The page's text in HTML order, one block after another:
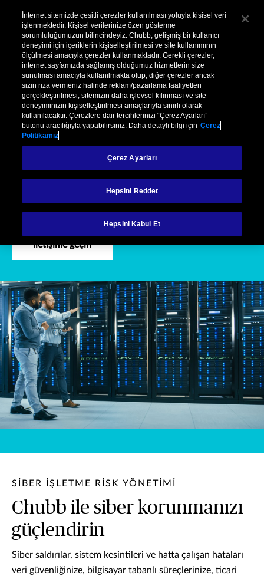
Kurumsal Hasar Şikayet
Ürünlerimiz Siber İşletme Risk Yönetimi
Siber İşletme Risk
Yönetimi
İletişime geçin
SİBER İŞLETME RİSK YÖNETİMİ
Chubb ile siber korunmanızı
güçlendirin
Siber saldırılar, sistem kesintileri ve hatta çalışan hataları
veri güvenliğinize, bilgisayar tabanlı süreçlerinize, ticari
İnternet sitemizde çeşitli çerezler kullanılması yoluyla kişisel veri
işlenmektedir. Kişisel verilerinize özen gösterme
sorumluluğumuzun bilincindeyiz. Chubb, gelişmiş bir kullanıcı
deneyimi için içeriklerin kişiselleştirilmesi ve site kullanımının
ölçülmesi amacıyla çerezler kullanmaktadır. Gerekli çerezler,
internet sayfamızda sağlamış olduğumuz hizmetlerin size
sunulması amacıyla kullanılmakta olup, diğer çerezler ancak
sizin rıza vermeniz halinde reklam/pazarlama faaliyetleri
gerçekleştirilmesi, sitemizin daha işlevsel kılınması ve site
deneyiminizin kişiselleştirilmesi amaçlarıyla sınırlı olarak
kullanılacaktır. Çerezlere dair tercihlerinizi “Çerez Ayarları”
butonu aracılığıyla yapabilirsiniz. Daha detaylı bilgi için Çerez
Politikamız
Çerez Ayarları
Hepsini Reddet
Hepsini Kabul Et